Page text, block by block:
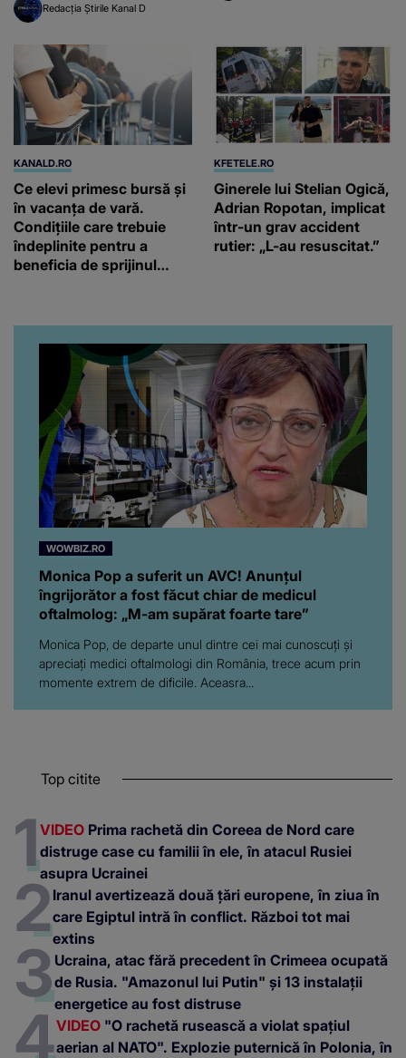
Redacția Știrile Kanal D
KANALD.RO
Ce elevi primesc bursă și
în vacanța de vară.
Condițiile care trebuie
îndeplinite pentru a
beneficia de sprijinul
KFETELE.RO
Ginerele lui Stelian Ogică,
Adrian Ropotan, implicat
într-un grav accident
rutier: „L-au resuscitat.”
WOWBIZ.RO
Monica Pop a suferit un AVC! Anunțul
îngrijorător a fost făcut chiar de medicul
oftalmolog: „M-am supărat foarte tare”
Monica Pop, de departe unul dintre cei mai cunoscuți și
apreciați medici oftalmologi din România, trece acum prin
momente extrem de dificile. Aceasra...
Top citite
VIDEO Prima rachetă din Coreea de Nord care
distruge case cu familii în ele, în atacul Rusiei
asupra Ucrainei
Iranul avertizează două țări europene, în ziua în
care Egiptul intră în conflict. Război tot mai
extins
Ucraina, atac fără precedent în Crimeea ocupată
de Rusia. "Amazonul lui Putin" și 13 instalații
energetice au fost distruse
VIDEO "O rachetă rusească a violat spațiul
aerian al NATO". Explozie puternică în Polonia, în